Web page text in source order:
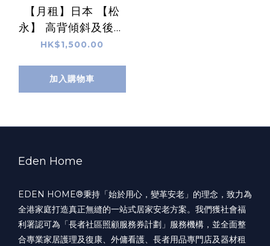
【月租】日本 【松
永】 高背傾斜及後躺
輪椅 FR-31TR
HK$1,500.00
加入購物車
Eden Home
EDEN HOME®️秉持「始於用心，變革安老」的理念，致力為
全港家庭打造真正無縫的一站式居家安老方案。我們獲社會福
利署認可為「長者社區照顧服務券計劃」服務機構，並全面整
合專業家居護理及復康、外傭看護、長者用品專門店及器材租